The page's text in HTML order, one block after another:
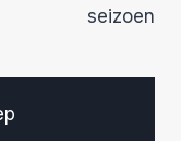
seizoen